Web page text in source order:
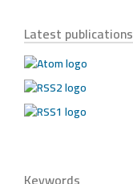
Latest publications